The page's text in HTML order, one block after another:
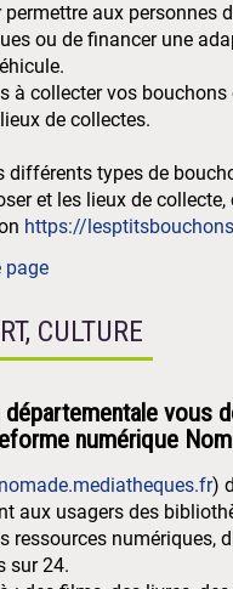
aux personnes
ou de financer une
à collecter vos bouchons
de collectes.
différents types de
et les lieux de collecte,
https://
page
CULTURE
vous
numérique
)
aux usagers des
ressources numériques,
sur 24.